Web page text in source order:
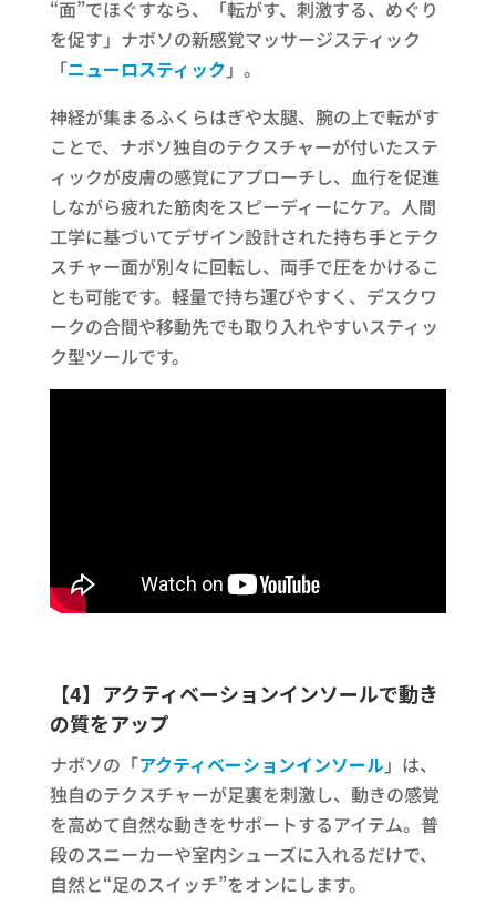
“面”でほぐすなら、「転がす、刺激する、めぐり
を促す」ナボソの新感覚マッサージスティック
「ニューロスティック 」。
神経が集まるふくらはぎや太腿、腕の上で転がす
ことで、ナボソ独自のテクスチャーが付いたステ
ィックが皮膚の感覚にアプローチし、血行を促進
しながら疲れた筋肉をスピーディーにケア。人間
工学に基づいてデザイン設計された持ち手とテク
スチャー面が別々に回転し、両手で圧をかけるこ
とも可能です。軽量で持ち運びやすく、デスクワ
ークの合間や移動先でも取り入れやすいスティッ
ク型ツールです。
【4】アクティベーションインソールで動き
の質をアップ
ナボソの「アクティベーションインソール」は、
独自のテクスチャーが足裏を刺激し、動きの感覚
を高めて自然な動きをサポートするアイテム。普
段のスニーカーや室内シューズに入れるだけで、
自然と“足のスイッチ”をオンにします。